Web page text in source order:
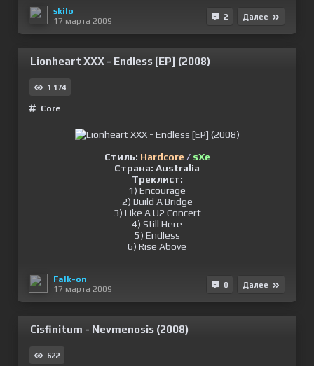
skilo
17 марта 2009
2 Далее
Lionheart XXX - Endless [EP] (2008)
1 174
Сore
Стиль: Hardcore / sXe
Страна: Australia
Треклист:
1) Encourage
2) Build A Bridge
3) Like A U2 Concert
4) Still Here
5) Endless
6) Rise Above
Falk-on
17 марта 2009
0 Далее
Cisfinitum - Nevmenosis (2008)
622